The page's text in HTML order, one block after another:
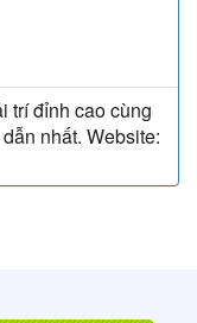
trí đỉnh cao cùng
nhất. Website: